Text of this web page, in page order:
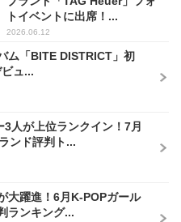
トイベントに出席！...
2026.06.12
ム「BITE DISTRICT」初
ュ...
3人が上位ランクイン！7月
ンド評判ト...
大躍進！6月K-POPガール
ランキング...